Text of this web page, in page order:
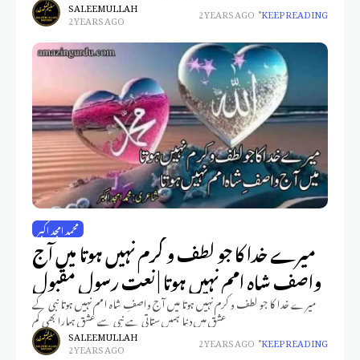
SALEEM ULLAH
2 YEARS AGO 2 YEARS AGO KEEP READING
محمد امجد اکبر
میرے خدا کا جو لطف و کرم نہیں ہوتا میں آج
واصفِ شاہ امم نہیں ہوتا | نعت رسول مقبول
میرے خدا کا جو لطف و کرم نہیں ہوتا میں آج واصفِ شاہ امم نہیں ہوتا نبی کے
عشق میں دنیا ہمیں ستاتی ہے نبی سے عشق ہمارا بھی کم
SALEEM ULLAH
2 YEARS AGO 2 YEARS AGO KEEP READING